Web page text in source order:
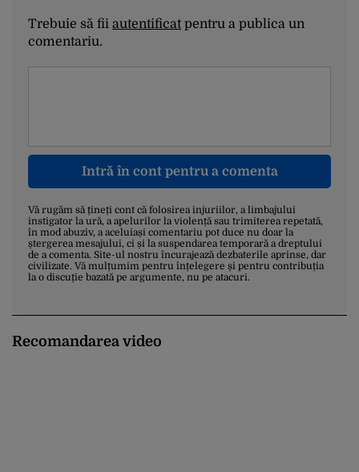
Trebuie să fii autentificatpentru a publica un
comentariu.
Intră în cont pentru a comenta
Vă rugăm să țineți cont că folosirea injuriilor, a limbajului
instigator la ură, a apelurilor la violență sau trimiterea repetată,
în mod abuziv, a aceluiași comentariu pot duce nu doar la
ștergerea mesajului, ci și la suspendarea temporară a dreptului
de a comenta. Site-ul nostru încurajează dezbaterile aprinse, dar
civilizate. Vă mulțumim pentru înțelegere și pentru contribuția
la o discuție bazată pe argumente, nu pe atacuri.
Recomandarea video